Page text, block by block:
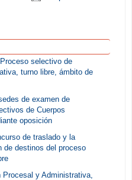
selectivo de
turno libre, ámbito de
de examen de
de Cuerpos
oposición
de traslado y la
de destinos del proceso
y Administrativa,